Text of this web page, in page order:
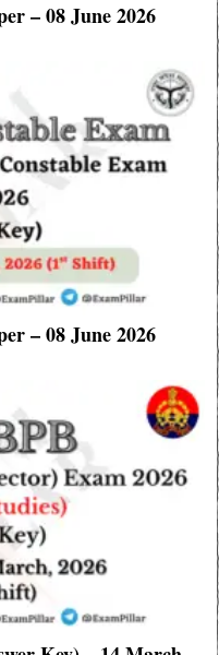
– 08 June 2026
– 08 June 2026